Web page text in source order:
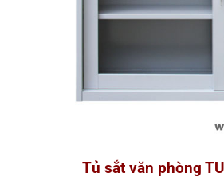
Tủ sắt văn phòng